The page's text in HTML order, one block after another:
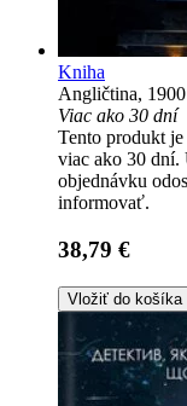
Kniha
Angličtina, 1900
Viac ako 30 dní
Tento produkt
viac ako 30 dní.
objednávku
informovať.
38,79 €
Vložiť do košíka